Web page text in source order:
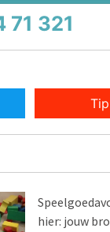
71 321
hier: jouw